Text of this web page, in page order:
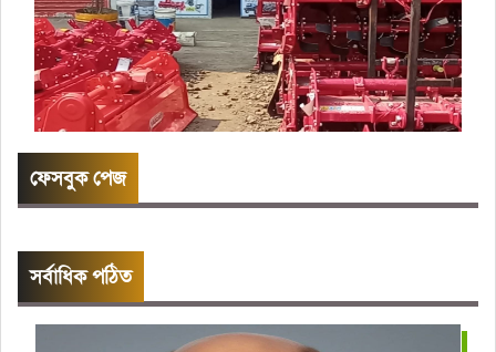
ফেসবুক পেজ
সর্বাধিক পঠিত